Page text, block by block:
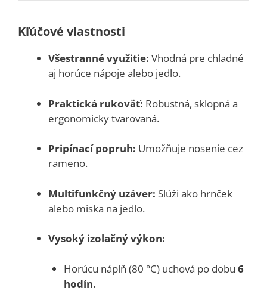
Kľúčové vlastnosti
Všestranné využitie: Vhodná pre chladné
aj horúce nápoje alebo jedlo.
Praktická rukoväť: Robustná, sklopná a
ergonomicky tvarovaná.
Pripínací popruh: Umožňuje nosenie cez
rameno.
Multifunkčný uzáver: Slúži ako hrnček
alebo miska na jedlo.
Vysoký izolačný výkon:
Horúcu náplň (80 °C) uchová po dobu 6
hodín.